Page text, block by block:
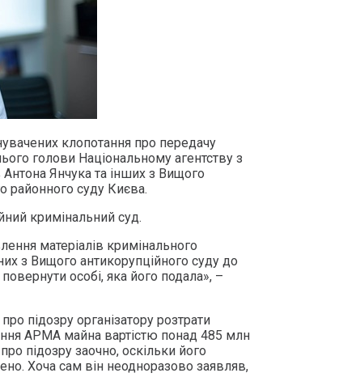
клопотання про передачу
голови Національному агентству з
Янчука та інших з Вищого
районного суду Києва.
кримінальний суд.
матеріалів кримінального
з Вищого антикорупційного суду до
особі, яка його подала», –
підозру організатору розтрати
АРМА майна вартістю понад 485 млн
підозру заочно, оскільки його
Хоча сам він неодноразово заявляв,